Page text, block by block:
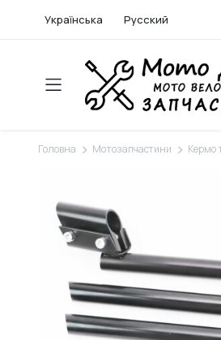
Українська Русский
Головна Мотозапчастини Кермо